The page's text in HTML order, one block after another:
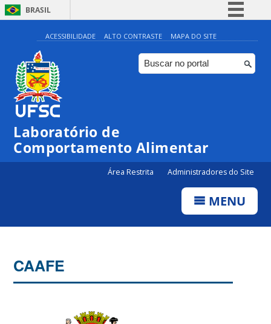
BRASIL
Simplifique!
Comunica BR
Participe
ACESSIBILIDADE ALTO CONTRASTE MAPA DO SITE
Laboratório de
Comportamento Alimentar
Área Restrita Administradores do Site
MENU
CAAFE